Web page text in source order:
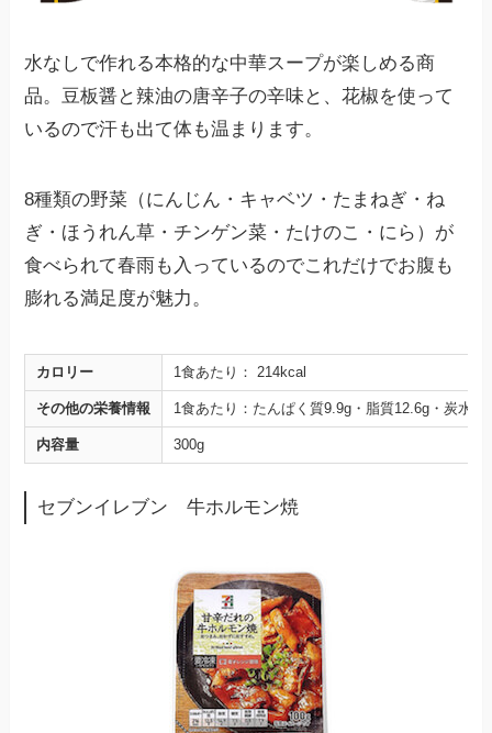
水なしで作れる本格的な中華スープが楽しめる商
品。豆板醤と辣油の唐辛子の辛味と、花椒を使って
いるので汗も出て体も温まります。
8種類の野菜（にんじん・キャベツ・たまねぎ・ね
ぎ・ほうれん草・チンゲン菜・たけのこ・にら）が
食べられて春雨も入っているのでこれだけでお腹も
膨れる満足度が魅力。
カロリー 1食あたり： 214kcal
その他の栄養情報 1食あたり：たんぱく質9.9g・脂質12.6g・炭水
内容量 300g
セブンイレブン 牛ホルモン焼